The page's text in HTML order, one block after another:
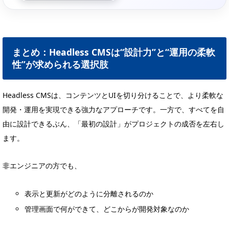
まとめ：Headless CMSは“設計力”と“運用の柔軟
性”が求められる選択肢
Headless CMSは、コンテンツとUIを切り分けることで、より柔軟な
開発・運用を実現できる強力なアプローチです。一方で、すべてを自
由に設計できるぶん、「最初の設計」がプロジェクトの成否を左右し
ます。
非エンジニアの方でも、
表示と更新がどのように分離されるのか
管理画面で何ができて、どこからが開発対象なのか